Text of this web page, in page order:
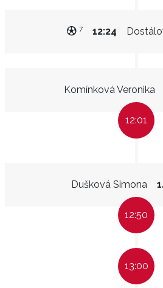
12:24
7
Komínková Veronika
12:01
Dušková Simona
12:50
13:00